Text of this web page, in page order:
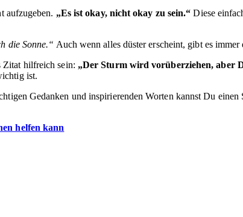
aufzugeben. „Es ist okay, nicht okay zu sein.“ Diese
die Sonne.“ Auch wenn alles düster erscheint, gibt es
Zitat hilfreich sein: „Der Sturm wird vorüberziehen, aber
ist.
Gedanken und inspirierenden Worten kannst Du
helfen kann